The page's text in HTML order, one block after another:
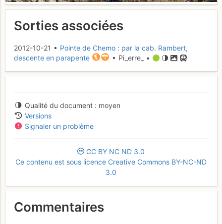
Sorties associées
2012-10-21 • Pointe de Chemo : par la cab. Rambert,
descente en parapente
• Pi_erre_ •
Qualité du document
moyen
Versions
Signaler un problème
CC BY NC ND 3.0
Ce contenu est sous licence Creative Commons BY-NC-ND
3.0
Commentaires